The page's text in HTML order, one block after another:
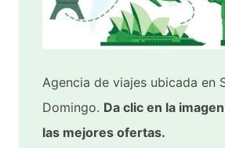
Agencia de viajes ubicada en
Domingo. Da clic en la
las mejores ofertas.